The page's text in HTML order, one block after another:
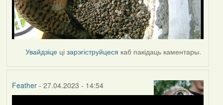
Увайдзіце цізарэгіструйцеся каб пакідаць каментары.
Feather- 27.04.2023 - 14:54